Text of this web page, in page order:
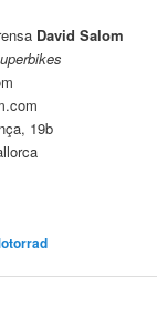
David Salom
19b